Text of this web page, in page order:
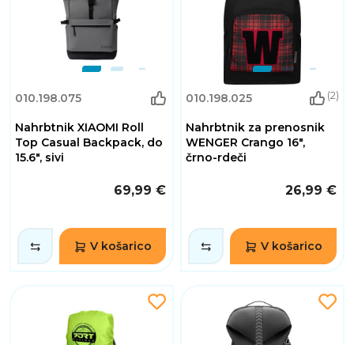
010.198.075
Nahrbtnik XIAOMI Roll
Top Casual Backpack, do
15.6", sivi
69,99 €
V košarico
010.198.025 (2)
Nahrbtnik za prenosnik
WENGER Crango 16",
črno-rdeči
26,99 €
V košarico